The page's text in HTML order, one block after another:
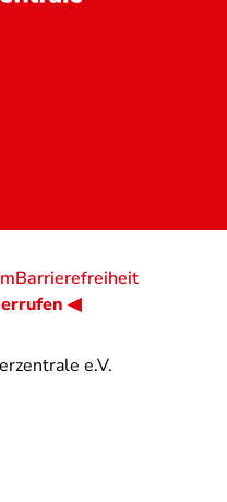
e.V.
Barrierefreiheit
◀